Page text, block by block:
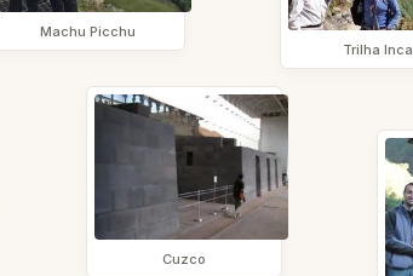
Machu Picchu
Trilha Inca
Cuzco